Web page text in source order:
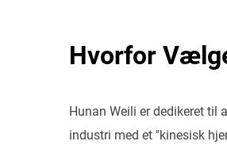
Hvorfor
Hunan Weili er dedikeret til
industri med et "kinesisk